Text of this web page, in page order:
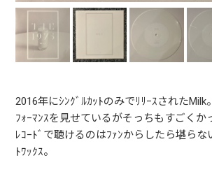
2016年にｼﾝｸﾞﾙｶｯﾄのみでﾘﾘｰｽされたMilk
ﾌｫｰﾏﾝｽを見せているがそっちもすごくか
ﾚｺｰﾄﾞで聴けるのはﾌｧﾝからしたら堪らな
ﾄﾜｯｸｽ。